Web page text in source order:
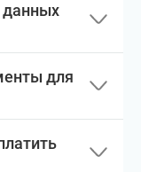
данных
для